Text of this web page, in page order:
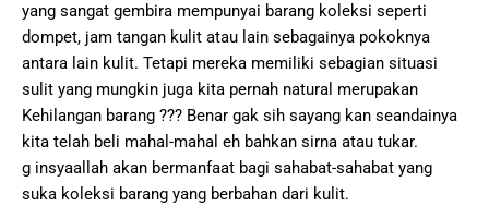
yang sangat gembira mempunyai barang koleksi seperti
dompet, jam tangan kulit atau lain sebagainya pokoknya
antara lain kulit. Tetapi mereka memiliki sebagian situasi
sulit yang mungkin juga kita pernah natural merupakan
Kehilangan barang ??? Benar gak sih sayang kan seandainya
kita telah beli mahal-mahal eh bahkan sirna atau tukar.
g insyaallah akan bermanfaat bagi sahabat-sahabat yang
suka koleksi barang yang berbahan dari kulit.